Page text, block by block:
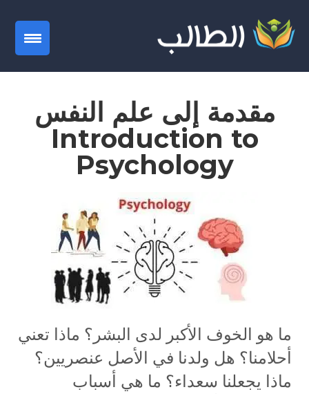
مقدمة إلى علم النفس
Introduction to
Psychology
ما هو الخوف الأكبر لدى البشر؟ ماذا تعني
أحلامنا؟ هل ولدنا في الأصل عنصريين؟
ماذا يجعلنا سعداء؟ ما هي أسباب